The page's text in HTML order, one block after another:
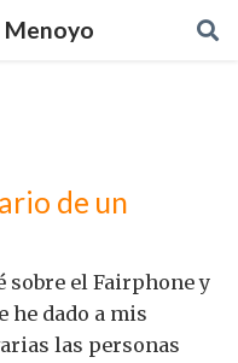
Menoyo
de un
sobre el Fairphone y
he dado a mis
las personas